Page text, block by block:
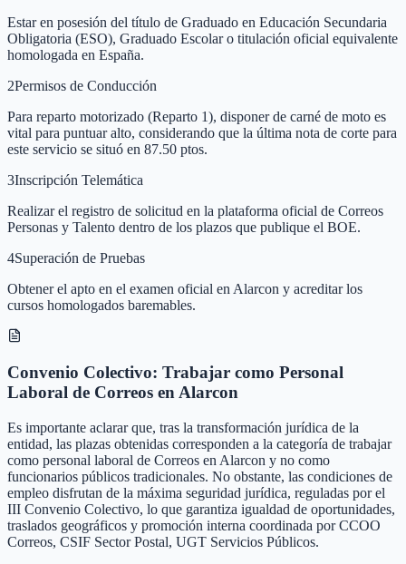
Estar en posesión del título de Graduado en Educación Secundaria
Obligatoria (ESO), Graduado Escolar o titulación oficial equivalente
homologada en España.
2Permisos de Conducción
Para reparto motorizado (Reparto 1), disponer de carné de moto es
vital para puntuar alto, considerando que la última nota de corte para
este servicio se situó en 87.50 ptos.
3Inscripción Telemática
Realizar el registro de solicitud en la plataforma oficial de Correos
Personas y Talento dentro de los plazos que publique el BOE.
4Superación de Pruebas
Obtener el apto en el examen oficial en Alarcon y acreditar los
cursos homologados baremables.
Convenio Colectivo: Trabajar como Personal
Laboral de Correos en Alarcon
Es importante aclarar que, tras la transformación jurídica de la
entidad, las plazas obtenidas corresponden a la categoría de trabajar
como personal laboral de Correos en Alarcon y no como
funcionarios públicos tradicionales. No obstante, las condiciones de
empleo disfrutan de la máxima seguridad jurídica, reguladas por el
III Convenio Colectivo, lo que garantiza igualdad de oportunidades,
traslados geográficos y promoción interna coordinada por CCOO
Correos, CSIF Sector Postal, UGT Servicios Públicos.